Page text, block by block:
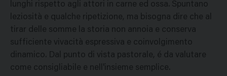
lunghi rispetto agli attori in carne ed ossa. Spuntano
leziosità e qualche ripetizione, ma bisogna dire che al
tirar delle somme la storia non annoia e conserva
sufficiente vivacità espressiva e coinvolgimento
dinamico. Dal punto di vista pastorale, é da valutare
come consigliabile e nell'insieme semplice.